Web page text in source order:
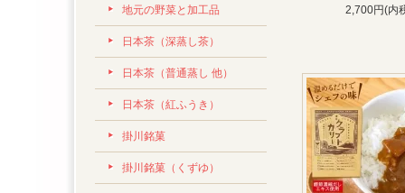
地元の野菜と加工品
日本茶（深蒸し茶）
日本茶（普通蒸し 他）
日本茶（紅ふうき）
掛川銘菓
掛川銘菓（くずゆ）
2,700円(内